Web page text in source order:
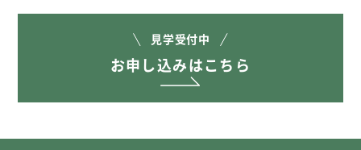
見学受付中
お申し込みはこちら